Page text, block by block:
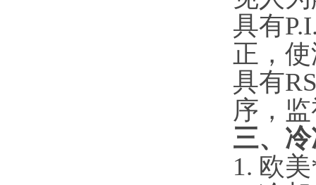
具有
正，
具有
序，
三、
1. 欧